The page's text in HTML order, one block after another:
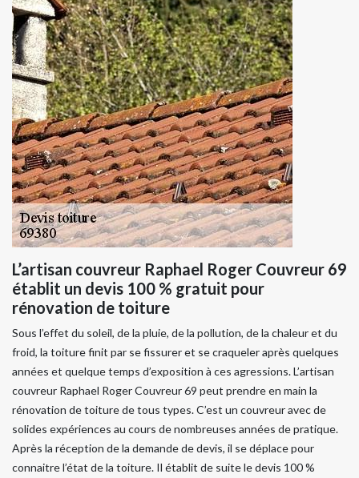
L’artisan couvreur Raphael Roger Couvreur 69
établit un devis 100 % gratuit pour
rénovation de toiture
Sous l’effet du soleil, de la pluie, de la pollution, de la chaleur et du
froid, la toiture finit par se fissurer et se craqueler après quelques
années et quelque temps d’exposition à ces agressions. L’artisan
couvreur Raphael Roger Couvreur 69 peut prendre en main la
rénovation de toiture de tous types. C’est un couvreur avec de
solides expériences au cours de nombreuses années de pratique.
Après la réception de la demande de devis, il se déplace pour
connaitre l’état de la toiture. Il établit de suite le devis 100 %